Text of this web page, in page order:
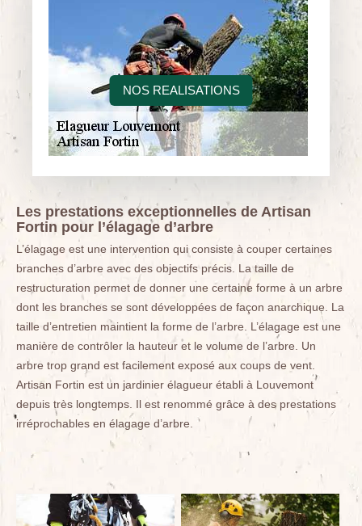
NOS REALISATIONS
Les prestations exceptionnelles de Artisan
Fortin pour l’élagage d’arbre
L’élagage est une intervention qui consiste à couper certaines
branches d’arbre avec des objectifs précis. La taille de
restructuration permet de donner une certaine forme à un arbre
dont les branches se sont développées de façon anarchique. La
taille d’entretien maintient la forme de l’arbre. L’élagage est une
manière de contrôler la hauteur et le volume de l’arbre. Un
arbre trop grand est facilement exposé aux coups de vent.
Artisan Fortin est un jardinier élagueur établi à Louvemont
depuis très longtemps. Il est renommé grâce à des prestations
irréprochables en élagage d’arbre.